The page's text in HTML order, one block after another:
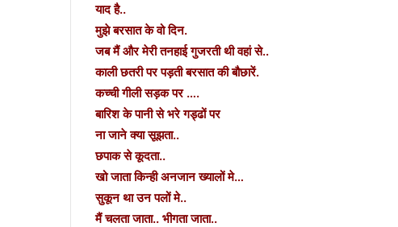
याद है..
मुझे बरसात के वो दिन.
जब मैं और मेरी तनहाई गुजरती थी वहां से..
काली छतरी पर पड़ती बरसात की बौछारें.
कच्ची गीली सड़क पर ….
बारिश के पानी से भरे गड्ढों पर
ना जाने क्या सूझता..
छपाक से कूदता..
खो जाता किन्ही अनजान ख्यालों मे…
सुकून था उन पलों मे..
मैं चलता जाता.. भीगता जाता..